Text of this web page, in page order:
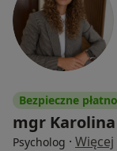
Bezpieczne
mgr
Psycholog · Więcej